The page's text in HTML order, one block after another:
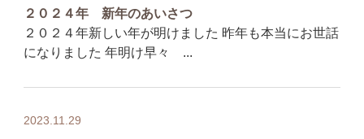
２０２４年 新年のあいさつ
２０２４年新しい年が明けました 昨年も本当にお世話
になりました 年明け早々 ...
2023.11.29